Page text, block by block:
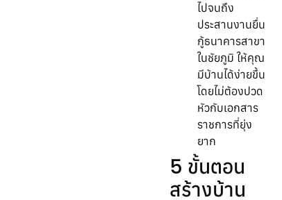
ไปจนถึง
ประสานงานยื่น
กู้ธนาคารสาขา
ในชัยภูมิ ให้คุณ
มีบ้านได้ง่ายขึ้น
โดยไม่ต้องปวด
หัวกับเอกสาร
ราชการที่ยุ่ง
ยาก
5 ขั้นตอน
สร้างบ้าน